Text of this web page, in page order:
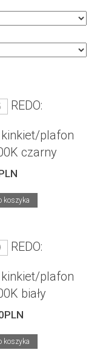
REDO:
plafon
czarny
koszyka
REDO:
plafon
biały
koszyka